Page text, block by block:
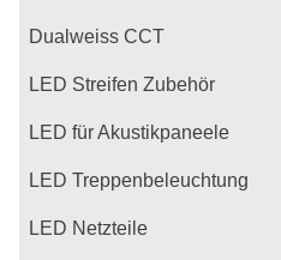
Dualweiss CCT
LED Streifen Zubehör
LED für Akustikpaneele
LED Treppenbeleuchtung
LED Netzteile